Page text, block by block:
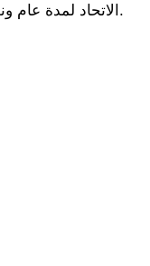
الاتحاد لمدة عام ونصف وحقق معه لقب دوري روشن الموسم قبل الماضي.